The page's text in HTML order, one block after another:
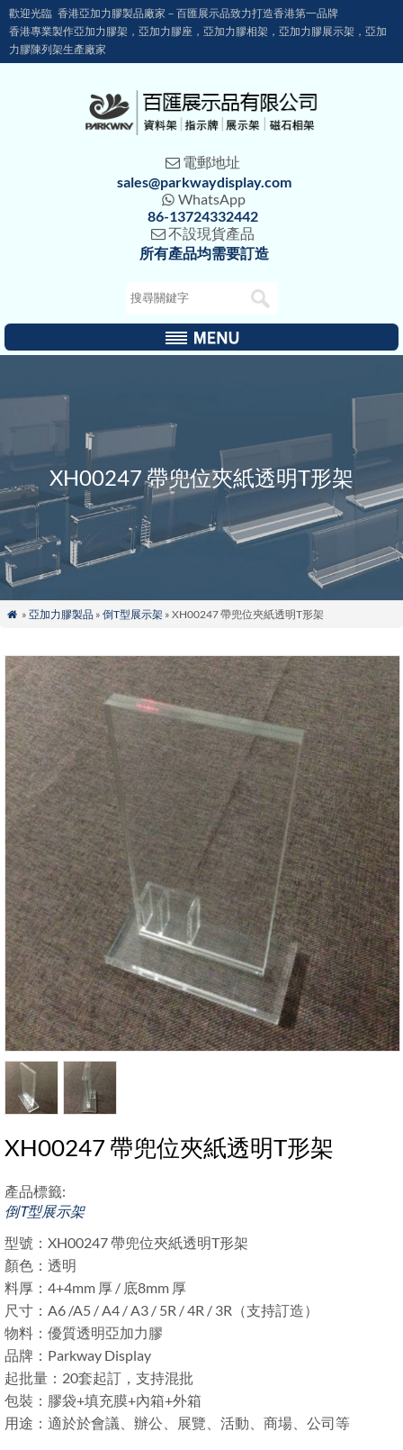
歡迎光臨 香港亞加力膠製品廠家－百匯展示品致力打造香港第一品牌
香港專業製作亞加力膠架，亞加力膠座，亞加力膠相架，亞加力膠展示架，亞加
力膠陳列架生產廠家
 電郵地址
sales@parkwaydisplay.com
 WhatsApp
86-13724332442
不設現貨產品
所有產品均需要訂造
XH00247 帶兜位夾紙透明T形架
 » 亞加力膠製品» 倒T型展示架» XH00247 帶兜位夾紙透明T形架
XH00247 帶兜位夾紙透明T形架
產品標籤:
倒T型展示架
型號：XH00247 帶兜位夾紙透明T形架
顏色：透明
料厚：4+4mm 厚 / 底8mm 厚
尺寸：A6 /A5 / A4 / A3 / 5R / 4R / 3R（支持訂造）
物料：優質透明亞加力膠
品牌：Parkway Display
起批量：20套起訂，支持混批
包裝：膠袋+填充膜+內箱+外箱
用途：適於於會議、辦公、展覽、活動、商場、公司等